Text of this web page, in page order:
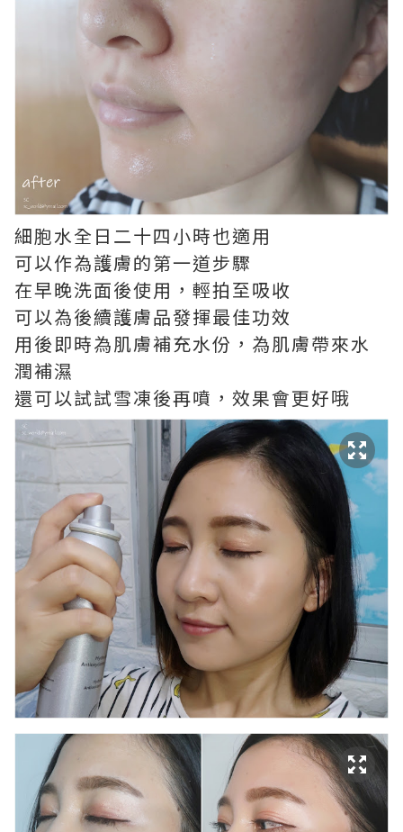
細胞水全日二十四小時也適用
可以作為護膚的第一道步驟
在早晚洗面後使用，輕拍至吸收
可以為後續護膚品發揮最佳功效
用後即時為肌膚補充水份，為肌膚帶來水
潤補濕
還可以試試雪凍後再噴，效果會更好哦